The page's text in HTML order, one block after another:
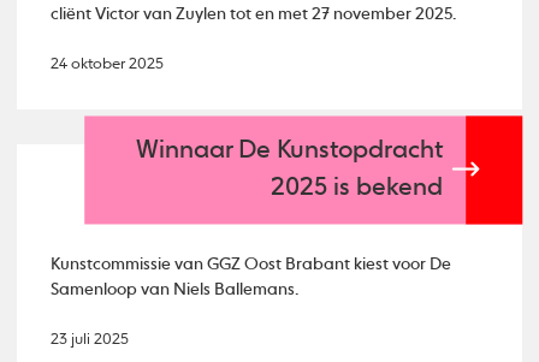
cliënt Victor van Zuylen tot en met 27 november 2025.
24 oktober 2025
Winnaar De Kunstopdracht
2025 is bekend
Kunstcommissie van GGZ Oost Brabant kiest voor De
Samenloop van Niels Ballemans.
23 juli 2025